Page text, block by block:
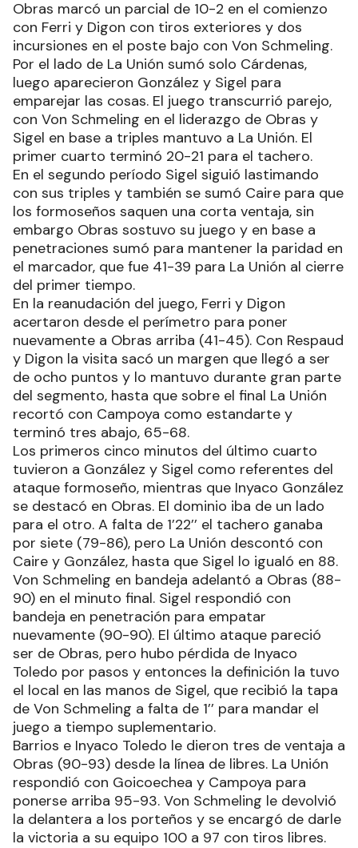
Obras marcó un parcial de 10-2 en el comienzo
con Ferri y Digon con tiros exteriores y dos
incursiones en el poste bajo con Von Schmeling.
Por el lado de La Unión sumó solo Cárdenas,
luego aparecieron González y Sigel para
emparejar las cosas. El juego transcurrió parejo,
con Von Schmeling en el liderazgo de Obras y
Sigel en base a triples mantuvo a La Unión. El
primer cuarto terminó 20-21 para el tachero.
En el segundo período Sigel siguió lastimando
con sus triples y también se sumó Caire para que
los formoseños saquen una corta ventaja, sin
embargo Obras sostuvo su juego y en base a
penetraciones sumó para mantener la paridad en
el marcador, que fue 41-39 para La Unión al cierre
del primer tiempo.
En la reanudación del juego, Ferri y Digon
acertaron desde el perímetro para poner
nuevamente a Obras arriba (41-45). Con Respaud
y Digon la visita sacó un margen que llegó a ser
de ocho puntos y lo mantuvo durante gran parte
del segmento, hasta que sobre el final La Unión
recortó con Campoya como estandarte y
terminó tres abajo, 65-68.
Los primeros cinco minutos del último cuarto
tuvieron a González y Sigel como referentes del
ataque formoseño, mientras que Inyaco González
se destacó en Obras. El dominio iba de un lado
para el otro. A falta de 1’22’’ el tachero ganaba
por siete (79-86), pero La Unión descontó con
Caire y González, hasta que Sigel lo igualó en 88.
Von Schmeling en bandeja adelantó a Obras (88-
90) en el minuto final. Sigel respondió con
bandeja en penetración para empatar
nuevamente (90-90). El último ataque pareció
ser de Obras, pero hubo pérdida de Inyaco
Toledo por pasos y entonces la definición la tuvo
el local en las manos de Sigel, que recibió la tapa
de Von Schmeling a falta de 1’’ para mandar el
juego a tiempo suplementario.
Barrios e Inyaco Toledo le dieron tres de ventaja a
Obras (90-93) desde la línea de libres. La Unión
respondió con Goicoechea y Campoya para
ponerse arriba 95-93. Von Schmeling le devolvió
la delantera a los porteños y se encargó de darle
la victoria a su equipo 100 a 97 con tiros libres.